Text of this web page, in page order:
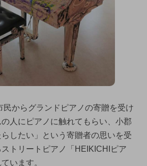
民からグランドピアノの寄贈を受け
人にピアノに触れてもらい、小郡
したい」という寄贈者の思いを受
トリートピアノ「HEIKICHIピア
います。